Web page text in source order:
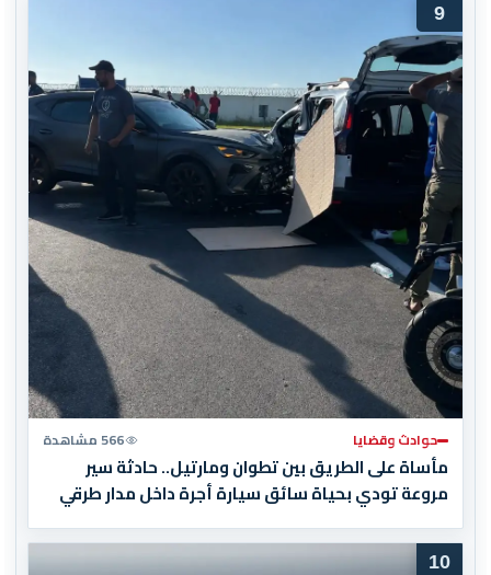
9
حوادث وقضايا 566 مشاهدة
مأساة على الطريق بين تطوان ومارتيل.. حادثة سير
مروعة تودي بحياة سائق سيارة أجرة داخل مدار طرقي
10